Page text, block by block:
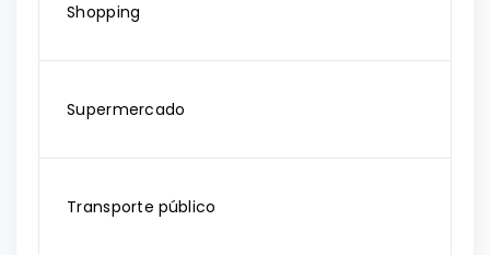
Shopping
Supermercado
Transporte público